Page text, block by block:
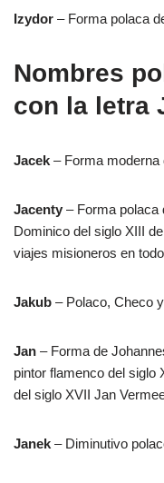
Izydor – Forma polaca
Nombres
con la letra
Jacek – Forma moderna
Jacenty – Forma polaca
Dominico del siglo XIII
viajes misioneros en
Jakub – Polaco, Checo
Jan – Forma de
pintor flamenco del siglo
del siglo XVII Jan
Janek – Diminutivo